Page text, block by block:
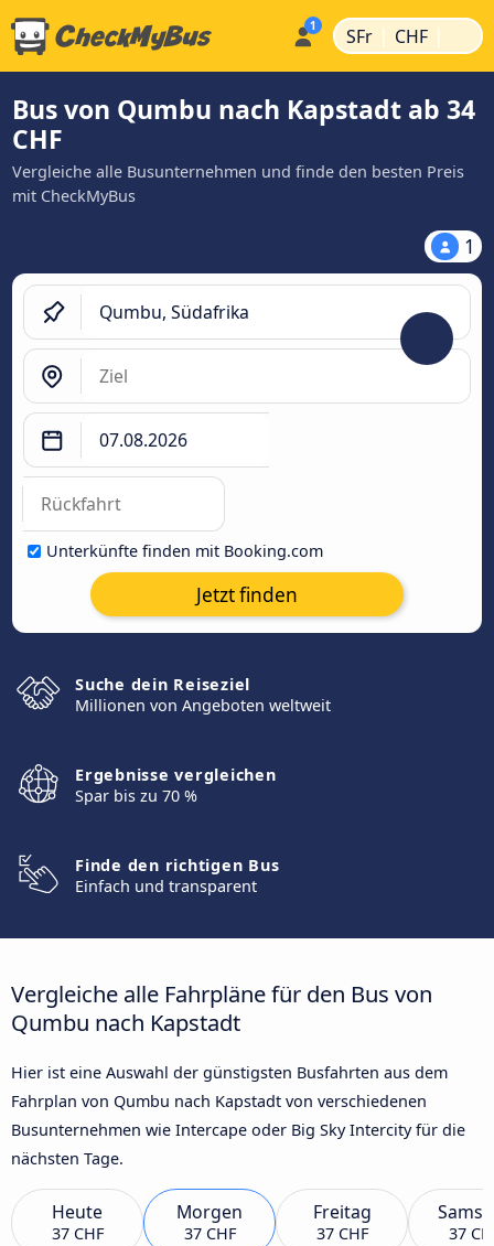
SFr | CHF |
Bus von Qumbu nach Kapstadt ab 34
CHF
Vergleiche alle Busunternehmen und finde den besten Preis
mit CheckMyBus
1
Unterkünfte finden mit Booking.com
Jetzt finden
Suche dein Reiseziel
Millionen von Angeboten weltweit
Ergebnisse vergleichen
Spar bis zu 70 %
Finde den richtigen Bus
Einfach und transparent
Vergleiche alle Fahrpläne für den Bus von
Qumbu nach Kapstadt
Hier ist eine Auswahl der günstigsten Busfahrten aus dem
Fahrplan von Qumbu nach Kapstadt von verschiedenen
Busunternehmen wie Intercape oder Big Sky Intercity für die
nächsten Tage.
Heute
37 CHF
Morgen
37 CHF
Freitag
37 CHF 37